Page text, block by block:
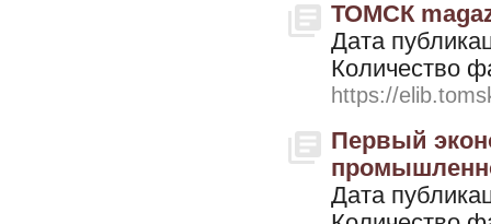
ТОМСК
Дата
Количество
https://
Первый
Дата